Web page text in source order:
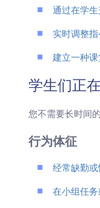
通过在学生
实时调整指
建立一种课
学生们正
您不需要长时间
行为体征
经常缺勤或
在小组任务